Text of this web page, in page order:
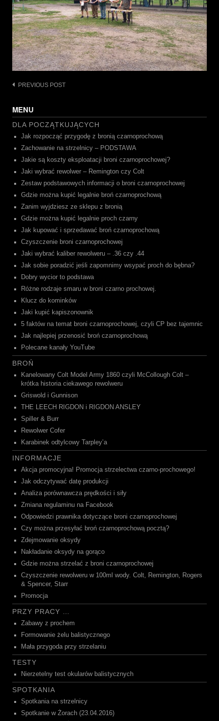
Post
PREVIOUS POST
MENU
DLA POCZĄTKUJĄCYCH
Jak rozpocząć przygodę z bronią czarnoprochową
Zachowanie na strzelnicy – PODSTAWA
Jakie są koszty eksploatacji broni czarnoprochowej?
Jaki wybrać rewolwer – Remington czy Colt
Zestaw podstawowych informacji o broni czarnoprochowej
Gdzie można kupić legalnie broń czarnoprochową
Zanim wyjdziesz ze sklepu z bronią
Gdzie można kupić legalnie proch czarny
Jak kupować i sprzedawać broń czarnoprochową
Czyszczenie broni czarnoprochowej
Jaki wybrać kaliber rewolweru – .36 czy .44
Jak sobie poradzić jeśli zapomnimy wsypać proch do bębna?
Dobry wycior to podstawa
Różne rodzaje smaru w broni czarno prochowej.
Klucz do kominków
Jaki kupić kapiszonownik
5 faktów na temat broni czarnoprochowej, czyli CP bez tajemnic
Jak najlepiej przenosić broń czarnoprochową
Polecane kanały YouTube
BROŃ
Kanelowany Colt Model Army 1860 czyli McCollough Colt –
krótka historia ciekawego rewolweru
Griswold i Gunnison
THE LEECH RIGDON i RIGDON ANSLEY
Spiller & Burr
Rewolwer Cofer
Karabinek odtylcowy Tarpley’a
INFORMACJE
Akcja promocyjna! Promocja strzelectwa czarno-prochowego!
Jak odczytywać datę produkcji
Analiza porównawcza prędkości i siły
Zmiana regulaminu na Facebook
Odpowiedzi prawnika dotyczące broni czarnoprochowej
Czy można przesyłać broń czarnoprochową pocztą?
Zdejmowanie oksydy
Nakładanie oksydy na gorąco
Gdzie można strzelać z broni czarnoprochowej
Czyszczenie rewolweru w 100ml wody. Colt, Remington, Rogers
& Spencer, Starr
Promocja
PRZY PRACY …
Zabawy z prochem
Formowanie żelu balistycznego
Mała przygoda przy strzelaniu
TESTY
Nierzetelny test okularów balistycznych
SPOTKANIA
Spotkania na strzelnicy
Spotkanie w Żorach (23.04.2016)